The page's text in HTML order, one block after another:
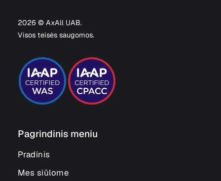
2026 © AxAll UAB.
Visos teisės saugomos.
Pagrindinis meniu
Pradinis
Mes siūlome